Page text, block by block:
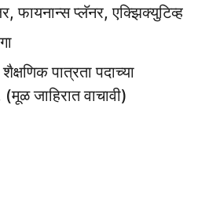
फायनान्स प्लॅनर, एक्झिक्युटिव्ह
शैक्षणिक पात्रता पदाच्या
जाहिरात वाचावी)